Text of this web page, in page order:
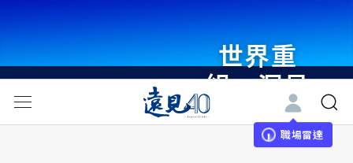
世界重
組・洞見
未來 與
世界領袖
職場雷達